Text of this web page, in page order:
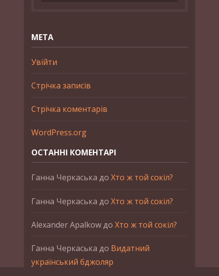
МЕТА
Увійти
Стрічка записів
Стрічка коментарів
WordPress.org
ОСТАННІ КОМЕНТАРІ
Ганна Черкаська до Хто ж той сокіл?
Ганна Черкаська до Хто ж той сокіл?
Alexander Apalkowдо Хто ж той сокіл?
Ганна Черкаська до Видатний
український бджоляр